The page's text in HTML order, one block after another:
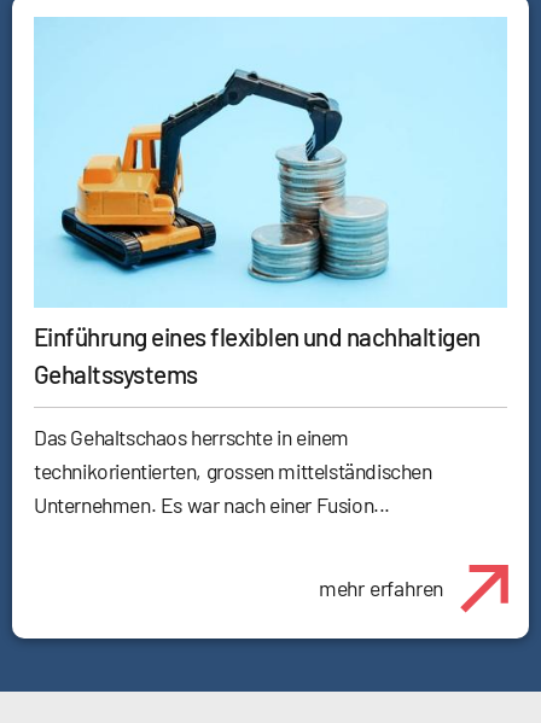
Einführung eines flexiblen und nachhaltigen
Gehaltssystems
Das Gehaltschaos herrschte in einem
technikorientierten, grossen mittelständischen
Unternehmen. Es war nach einer Fusion...
mehr erfahren